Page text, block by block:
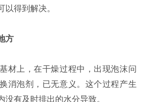
以得到解决。
方
上，在干燥过程中，出现泡沫问
消泡剂，已无意义。这个过程产生
没有及时排出的水分导致。